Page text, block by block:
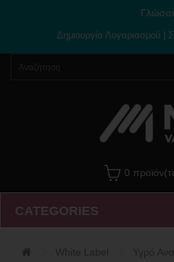
Δημιουργία Λογαριασμού
0
CATEGORIES
White Label Υγρό